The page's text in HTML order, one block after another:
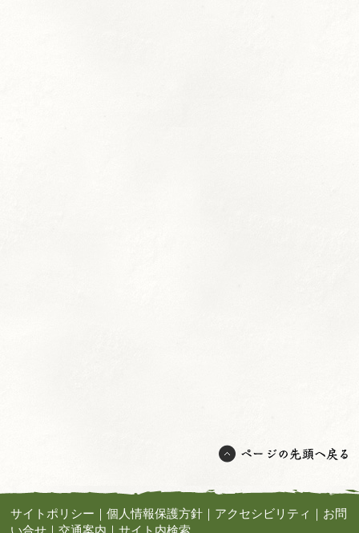
サイトポリシー ｜個人情報保護方針 ｜ アクセシビリティ ｜ お問
い合せ ｜交通案内 ｜サイト内検索